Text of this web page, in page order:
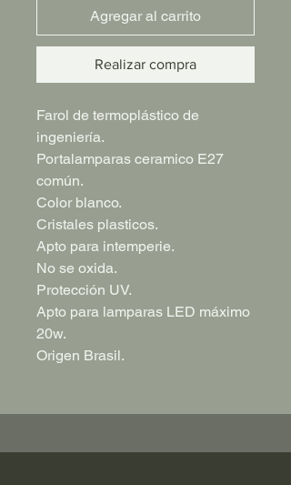
Agregar al carrito
Realizar compra
Farol de termoplástico de
ingeniería.
Portalamparas ceramico E27
común.
Color blanco.
Cristales plasticos.
Apto para intemperie.
No se oxida.
Protección UV.
Apto para lamparas LED máximo
20w.
Origen Brasil.